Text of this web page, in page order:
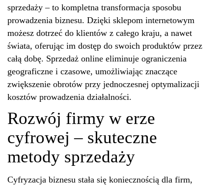
sprzedaży – to kompletna transformacja sposobu
prowadzenia biznesu. Dzięki sklepom internetowym
możesz dotrzeć do klientów z całego kraju, a nawet
świata, oferując im dostęp do swoich produktów przez
całą dobę. Sprzedaż online eliminuje ograniczenia
geograficzne i czasowe, umożliwiając znaczące
zwiększenie obrotów przy jednoczesnej optymalizacji
kosztów prowadzenia działalności.
Rozwój firmy w erze
cyfrowej – skuteczne
metody sprzedaży
Cyfryzacja biznesu stała się koniecznością dla firm,